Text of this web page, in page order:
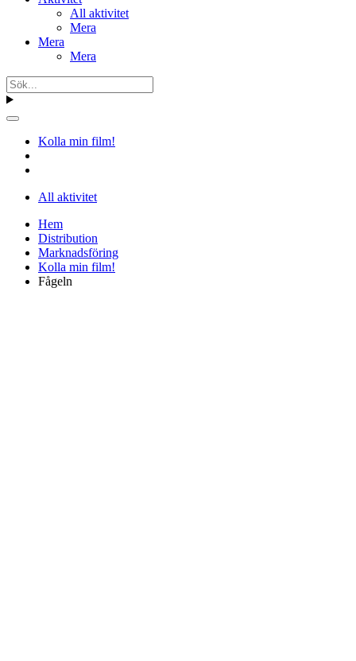
All aktivitet
Mera
Mera
Mera
Kolla min film!
All aktivitet
Hem
Distribution
Marknadsföring
Kolla min film!
Fågeln